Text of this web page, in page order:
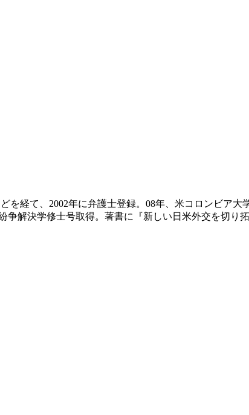
を経て、2002年に弁護士登録。08年、米コロンビア
争解決学修士号取得。著書に『新しい日米外交を切